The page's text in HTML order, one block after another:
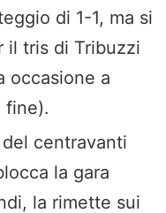
di 1-1, ma si
il tris di Tribuzzi
occasione a
fine).
centravanti
la gara
la rimette sui